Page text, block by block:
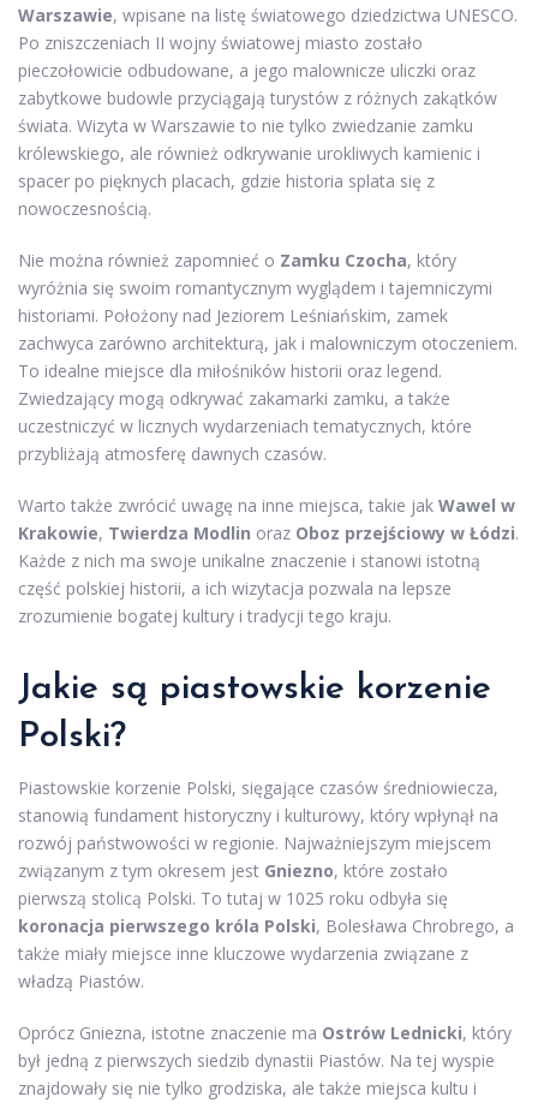
Warszawie, wpisane na listę światowego dziedzictwa UNESCO.
Po zniszczeniach II wojny światowej miasto zostało
pieczołowicie odbudowane, a jego malownicze uliczki oraz
zabytkowe budowle przyciągają turystów z różnych zakątków
świata. Wizyta w Warszawie to nie tylko zwiedzanie zamku
królewskiego, ale również odkrywanie urokliwych kamienic i
spacer po pięknych placach, gdzie historia splata się z
nowoczesnością.
Nie można również zapomnieć o Zamku Czocha, który
wyróżnia się swoim romantycznym wyglądem i tajemniczymi
historiami. Położony nad Jeziorem Leśniańskim, zamek
zachwyca zarówno architekturą, jak i malowniczym otoczeniem.
To idealne miejsce dla miłośników historii oraz legend.
Zwiedzający mogą odkrywać zakamarki zamku, a także
uczestniczyć w licznych wydarzeniach tematycznych, które
przybliżają atmosferę dawnych czasów.
Warto także zwrócić uwagę na inne miejsca, takie jak Wawel w
Krakowie, Twierdza Modlin oraz Oboz przejściowy w Łódzi.
Każde z nich ma swoje unikalne znaczenie i stanowi istotną
część polskiej historii, a ich wizytacja pozwala na lepsze
zrozumienie bogatej kultury i tradycji tego kraju.
Jakie są piastowskie korzenie
Polski?
Piastowskie korzenie Polski, sięgające czasów średniowiecza,
stanowią fundament historyczny i kulturowy, który wpłynął na
rozwój państwowości w regionie. Najważniejszym miejscem
związanym z tym okresem jest Gniezno, które zostało
pierwszą stolicą Polski. To tutaj w 1025 roku odbyła się
koronacja pierwszego króla Polski, Bolesława Chrobrego, a
także miały miejsce inne kluczowe wydarzenia związane z
władzą Piastów.
Oprócz Gniezna, istotne znaczenie ma Ostrów Lednicki, który
był jedną z pierwszych siedzib dynastii Piastów. Na tej wyspie
znajdowały się nie tylko grodziska, ale także miejsca kultu i